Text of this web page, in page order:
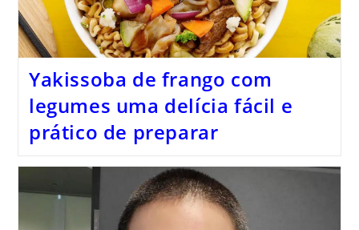
Yakissoba de frango com
legumes uma delícia fácil e
prático de preparar